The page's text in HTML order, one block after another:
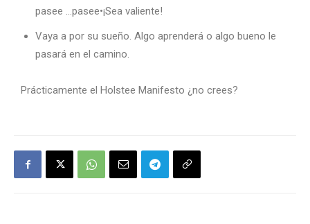
pasee …pasee•¡Sea valiente!
Vaya a por su sueño. Algo aprenderá o algo bueno le
pasará en el camino.
Prácticamente el Holstee Manifesto ¿no crees?